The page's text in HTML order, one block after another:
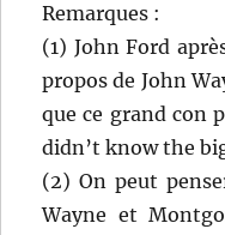
Remarques :
(1) John Ford
propos de John
que ce grand con
didn’t know the
(2) On peut
Wayne et